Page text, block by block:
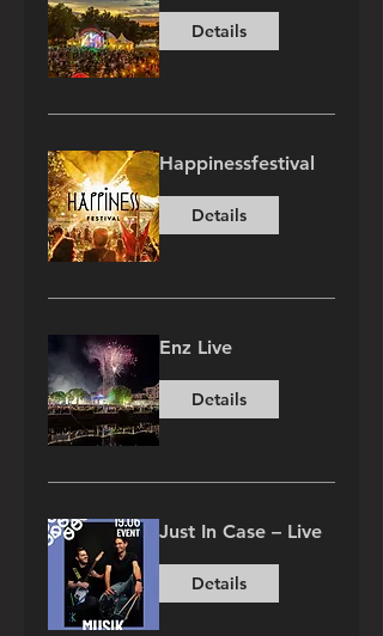
Details
Happinessfestival
Details
Enz Live
Details
Just In Case – Live
Details